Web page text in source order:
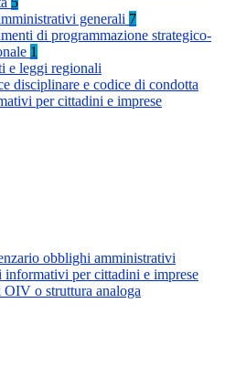
generali 7
di programmazione strategico-
1
e leggi regionali
disciplinare e codice di condotta
per cittadini e imprese
obblighi amministrativi
informativi per cittadini e imprese
OIV o struttura analoga